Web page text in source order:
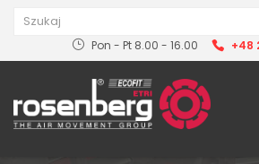
Pon - Pt 8.00 - 16.00 +48